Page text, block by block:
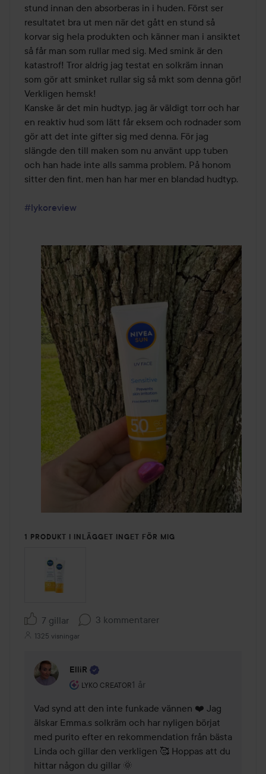
stund innan den absorberas in i huden. Först ser
resultatet bra ut men när det gått en stund så
korvar sig hela produkten och känner man i ansiktet
så får man som rullar med sig. Med smink är den
katastrof! Tror aldrig jag testat en solkräm innan
som gör att sminket rullar sig så mkt som denna gör!
Verkligen hemsk!
Kanske är det min hudtyp, jag är väldigt torr och har
en reaktiv hud som lätt får eksem och rodnader som
gör att det inte gifter sig med denna. För jag
slängde den till maken som nu använt upp tuben
och han hade inte alls samma problem. På honom
sitter den fint, men han har mer en blandad hudtyp.
#lykoreview
1 PRODUKT I INLÄGGET INGET FÖR MIG
7 gillar 3 kommentarer
1325 visningar
ElliR
LYKO CREATOR
Användarens roll: Lyko Creator.
1 år
Kommentaren lades 1 år
Vad synd att den inte funkade vännen ❤️ Jag
älskar Emma.s solkräm och har nyligen börjat
med purito efter en rekommendation från bästa
Linda och gillar den verkligen 🥰 Hoppas att du
hittar någon du gillar 🌞